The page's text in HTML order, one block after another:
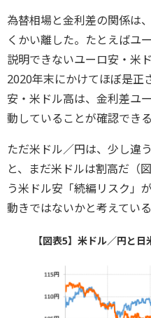
為替相場と金利差の関係は
くかい離した。たとえばユ
説明できないユーロ安・米
2020年末にかけてほぼ是正
安・米ドル高は、金利差ユ
動していることが確認できる
ただ米ドル／円は、少し違
と、まだ米ドルは割高だ（
う米ドル安「続編リスク」
動きではないかと考えている
【図表5】米ドル／円と日